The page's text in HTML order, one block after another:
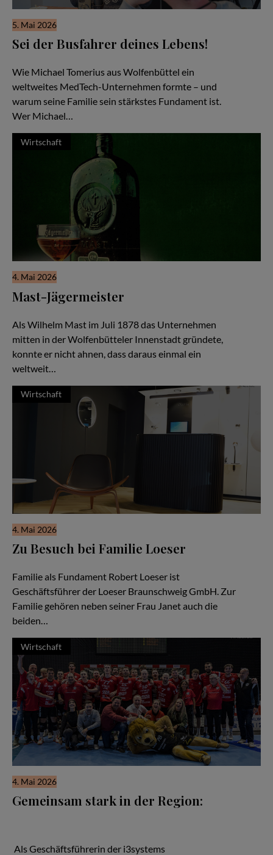
5. Mai 2026
Sei der Busfahrer deines Lebens!
Wie Michael Tomerius aus Wolfenbüttel ein
weltweites MedTech-Unternehmen formte – und
warum seine Familie sein stärkstes Fundament ist.
Wer Michael…
Wirtschaft
4. Mai 2026
Mast-Jägermeister
Als Wilhelm Mast im Juli 1878 das Unternehmen
mitten in der Wolfenbütteler Innenstadt gründete,
konnte er nicht ahnen, dass daraus einmal ein
weltweit…
Wirtschaft
4. Mai 2026
Zu Besuch bei Familie Loeser
Familie als Fundament Robert Loeser ist
Geschäftsführer der Loeser Braunschweig GmbH. Zur
Familie gehören neben seiner Frau Janet auch die
beiden…
Wirtschaft
4. Mai 2026
Gemeinsam stark in der Region:
Als Geschäftsführerin der i3systems